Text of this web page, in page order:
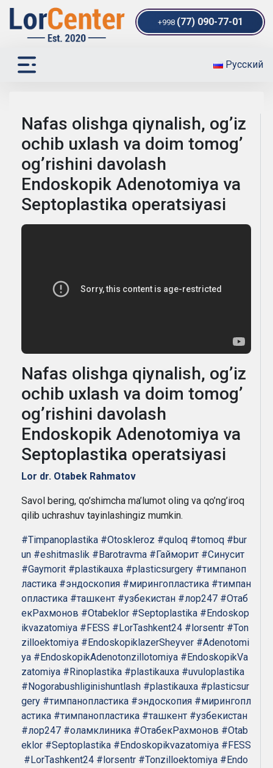
+998 (77) 090-77-01
Русский
Nafas olishga qiynalish, og’iz
ochib uxlash va doim tomog’
og’rishini davolash
Endoskopik Adenotomiya va
Septoplastika operatsiyasi
Nafas olishga qiynalish, og’iz
ochib uxlash va doim tomog’
og’rishini davolash
Endoskopik Adenotomiya va
Septoplastika operatsiyasi
Lor dr. Otabek Rahmatov
Savol bering, qo’shimcha ma’lumot oling va qo’ng’iroq
qilib uchrashuv tayinlashingiz mumkin.
#Timpanoplastika #Otoskleroz #quloq #tomoq #bur
un #eshitmaslik #Barotravma #Гайморит #Синусит
#Gaymorit #plastikauxa #plasticsurgery #тимпаноп
ластика #эндоскопия #мирингопластика #тимпан
опластика #ташкент #узбекистан #лор247 #Отаб
екРахмонов #Otabeklor #Septoplastika #Endoskop
ikvazatomiya #FESS #LorTashkent24 #lorsentr #Ton
zilloektomiya #EndoskopiklazerSheyver #Adenotomi
ya #EndoskopikAdenotonzillotomiya #EndoskopikVa
zatomiya #Rinoplastika #plastikauxa #uvuloplastika
#Nogorabushliginishuntlash #plastikauxa #plasticsur
gery #тимпанопластика #эндоскопия #мирингопл
астика #тимпанопластика #ташкент #узбекистан
#лор247 #оламклиника #ОтабекРахмонов #Otab
eklor #Septoplastika #Endoskopikvazatomiya #FESS
#LorTashkent24 #lorsentr #Tonzilloektomiya #Endo